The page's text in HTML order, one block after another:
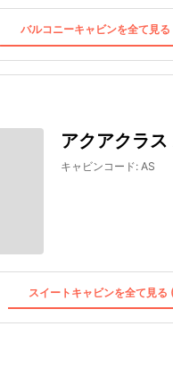
バルコニーキャビンを全て見
アクアクラ
キャビンコード: AS
スイートキャビンを全て見る